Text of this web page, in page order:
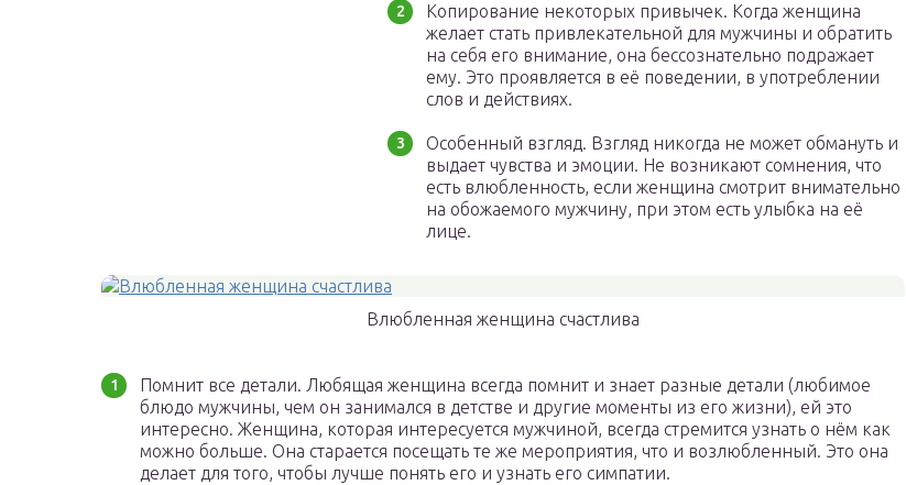
Копирование некоторых привычек. Когда женщина
желает стать привлекательной для мужчины и обратить
на себя его внимание, она бессознательно подражает
ему. Это проявляется в её поведении, в употреблении
слов и действиях.
Особенный взгляд. Взгляд никогда не может обмануть и
выдает чувства и эмоции. Не возникают сомнения, что
есть влюбленность, если женщина смотрит внимательно
на обожаемого мужчину, при этом есть улыбка на её
лице.
Влюбленная женщина счастлива
Помнит все детали. Любящая женщина всегда помнит и знает разные детали (любимое
блюдо мужчины, чем он занимался в детстве и другие моменты из его жизни), ей это
интересно. Женщина, которая интересуется мужчиной, всегда стремится узнать о нём как
можно больше. Она старается посещать те же мероприятия, что и возлюбленный. Это она
делает для того, чтобы лучше понять его и узнать его симпатии.